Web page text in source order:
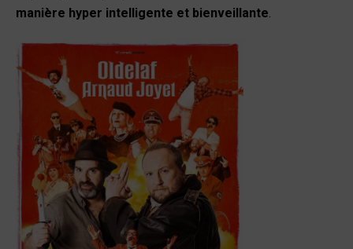
manière hyper intelligente et bienveillante.